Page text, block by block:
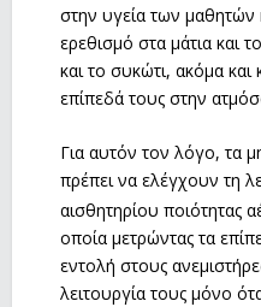
στην υγεία των μαθητών
ερεθισμό στα μάτια και
και το συκώτι, ακόμα
επίπεδά τους στην
Για αυτόν τον λόγο, τα
πρέπει να ελέγχουν τη
αισθητηρίου ποιότητας
οποία μετρώντας τα
εντολή στους
λειτουργία τους μόνο